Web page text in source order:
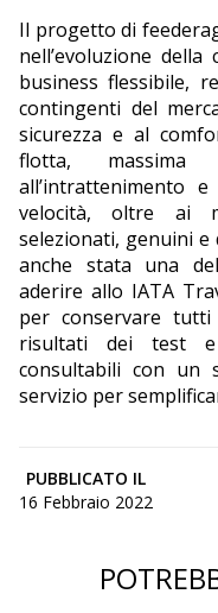
Il progetto di
nell’evoluzione
business flessibile,
contingenti del
sicurezza e al
flotta,
all’intrattenimento
velocità, oltre ai
selezionati, genuini e
anche stata una
aderire allo IATA
per conservare
risultati dei test e
consultabili con un
servizio per
PUBBLICATO IL
16 Febbraio 2022